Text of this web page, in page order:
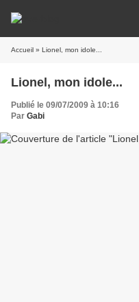
Accueil » Lionel, mon idole...
Lionel, mon idole...
Publié le 09/07/2009 à 10:16
Par Gabi